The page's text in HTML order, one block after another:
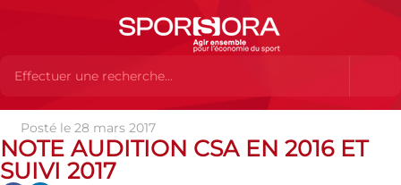
Actualités Actualités
Audition CSA en 2016 et suivi 2017
Posté le 28 mars 2017
NOTE AUDITION CSA EN 2016 ET
SUIVI 2017